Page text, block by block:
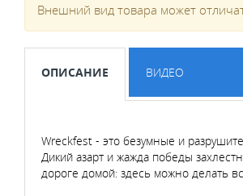
Внешний вид товара может
ОПИСАНИЕ ВИДЕО
Wreckfest - это безумные и
Дикий азарт и жажда победы
дороге домой: здесь можно делать